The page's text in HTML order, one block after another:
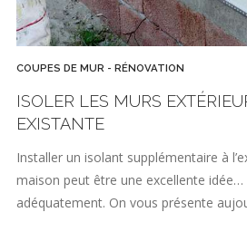
COUPES DE MUR - RÉNOVATION
ISOLER LES MURS
EXISTANTE
Installer un isolant supplémentaire à
maison peut être une excellente idée…
adéquatement. On vous présente